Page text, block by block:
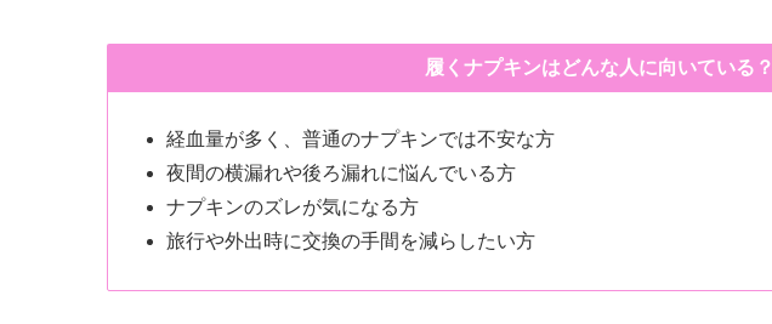
履くナプキンはどんな人に向いている？
経血量が多く、普通のナプキンでは不安な方
夜間の横漏れや後ろ漏れに悩んでいる方
ナプキンのズレが気になる方
旅行や外出時に交換の手間を減らしたい方